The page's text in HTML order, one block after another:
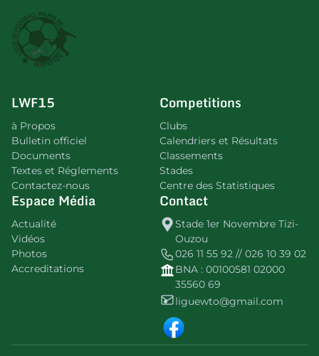
LWF15
à Propos
Bulletin officiel
Documents
Textes et Réglements
Contactez-nous
Competitions
Clubs
Calendriers et Résultats
Classements
Stades
Centre des Statistiques
Espace Média
Actualité
Vidéos
Photos
Accreditations
Contact
Stade 1er Novembre Tizi-
Ouzou
026 11 55 92 // 026 10 39 02
BNA : 00100581 02000
35560 69
liguewto@gmail.com